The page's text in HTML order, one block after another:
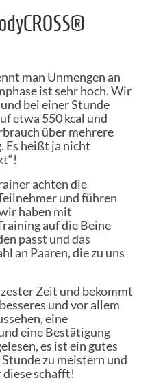
man Unmengen an
ist sehr hoch. Wir
bei einer Stunde
etwa 550 kcal und
über mehrere
Es heißt ja nicht
achten die
und führen
haben mit
auf die Beine
passt und das
an Paaren, die zu uns
Zeit und bekommt
und vor allem
eine
eine Bestätigung
es ist ein gutes
zu meistern und
diese schafft!